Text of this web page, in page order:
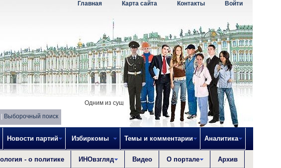
Одним из существенных препятствий для преуспеяния рода
Выборочный поиск
Войти
Контакты
Карта сайта
Главная
Новости партий Избиркомы Темы и комментарии Аналитика
- о политике ИНОвзгляд Видео О портале Архив